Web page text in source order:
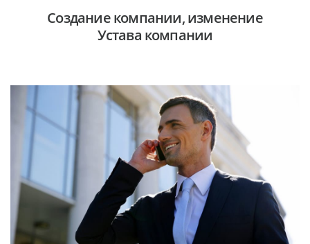
Создание компании, изменение
Устава компании